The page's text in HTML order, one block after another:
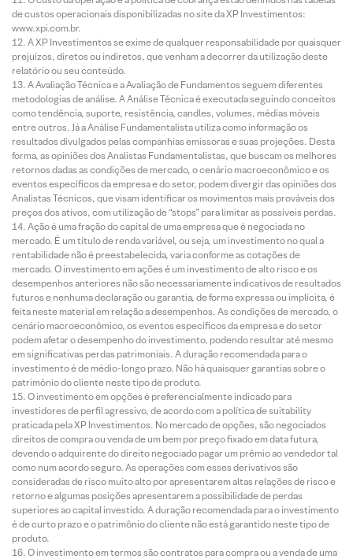
de custos operacionais disponibilizadas no site da XP Investimentos:
www.xpi.com.br.
A XP Investimentos se exime de qualquer responsabilidade por quaisquer
prejuízos, diretos ou indiretos, que venham a decorrer da utilização deste
relatório ou seu conteúdo.
A Avaliação Técnica e a Avaliação de Fundamentos seguem diferentes
metodologias de análise. A Análise Técnica é executada seguindo conceitos
como tendência, suporte, resistência, candles, volumes, médias móveis
entre outros. Já a Análise Fundamentalista utiliza como informação os
resultados divulgados pelas companhias emissoras e suas projeções. Desta
forma, as opiniões dos Analistas Fundamentalistas, que buscam os melhores
retornos dadas as condições de mercado, o cenário macroeconômico e os
eventos específicos da empresa e do setor, podem divergir das opiniões dos
Analistas Técnicos, que visam identificar os movimentos mais prováveis dos
preços dos ativos, com utilização de “stops” para limitar as possíveis perdas.
Ação é uma fração do capital de uma empresa que é negociada no
mercado. É um título de renda variável, ou seja, um investimento no qual a
rentabilidade não é preestabelecida, varia conforme as cotações de
mercado. O investimento em ações é um investimento de alto risco e os
desempenhos anteriores não são necessariamente indicativos de resultados
futuros e nenhuma declaração ou garantia, de forma expressa ou implícita, é
feita neste material em relação a desempenhos. As condições de mercado, o
cenário macroeconômico, os eventos específicos da empresa e do setor
podem afetar o desempenho do investimento, podendo resultar até mesmo
em significativas perdas patrimoniais. A duração recomendada para o
investimento é de médio-longo prazo. Não há quaisquer garantias sobre o
patrimônio do cliente neste tipo de produto.
O investimento em opções é preferencialmente indicado para
investidores de perfil agressivo, de acordo com a política de suitability
praticada pela XP Investimentos. No mercado de opções, são negociados
direitos de compra ou venda de um bem por preço fixado em data futura,
devendo o adquirente do direito negociado pagar um prêmio ao vendedor tal
como num acordo seguro. As operações com esses derivativos são
consideradas de risco muito alto por apresentarem altas relações de risco e
retorno e algumas posições apresentarem a possibilidade de perdas
superiores ao capital investido. A duração recomendada para o investimento
é de curto prazo e o patrimônio do cliente não está garantido neste tipo de
produto.
O investimento em termos são contratos para compra ou a venda de uma